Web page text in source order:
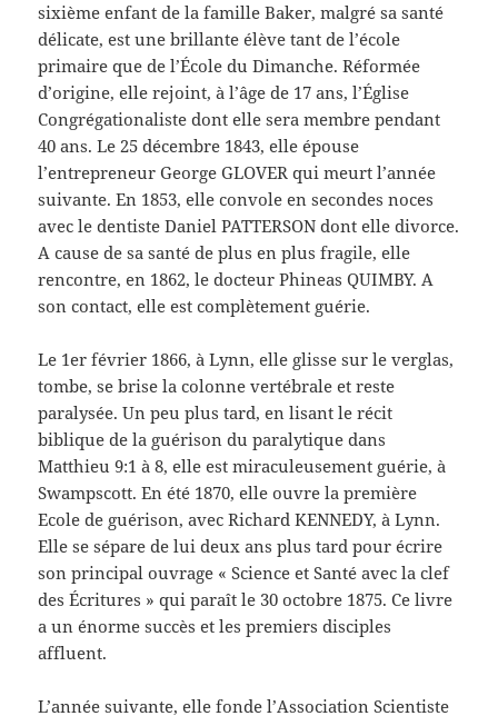
sixième enfant de la famille Baker, malgré sa santé
délicate, est une brillante élève tant de l’école
primaire que de l’École du Dimanche. Réformée
d’origine, elle rejoint, à l’âge de 17 ans, l’Église
Congrégationaliste dont elle sera membre pendant
40 ans. Le 25 décembre 1843, elle épouse
l’entrepreneur George GLOVER qui meurt l’année
suivante. En 1853, elle convole en secondes noces
avec le dentiste Daniel PATTERSON dont elle divorce.
A cause de sa santé de plus en plus fragile, elle
rencontre, en 1862, le docteur Phineas QUIMBY. A
son contact, elle est complètement guérie.
Le 1er février 1866, à Lynn, elle glisse sur le verglas,
tombe, se brise la colonne vertébrale et reste
paralysée. Un peu plus tard, en lisant le récit
biblique de la guérison du paralytique dans
Matthieu 9:1 à 8, elle est miraculeusement guérie, à
Swampscott. En été 1870, elle ouvre la première
Ecole de guérison, avec Richard KENNEDY, à Lynn.
Elle se sépare de lui deux ans plus tard pour écrire
son principal ouvrage « Science et Santé avec la clef
des Écritures » qui paraît le 30 octobre 1875. Ce livre
a un énorme succès et les premiers disciples
affluent.
L’année suivante, elle fonde l’Association Scientiste